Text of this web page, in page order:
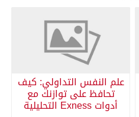
علم النفس التداولي: كيف
تحافظ على توازنك مع
أدوات Exness التحليلية